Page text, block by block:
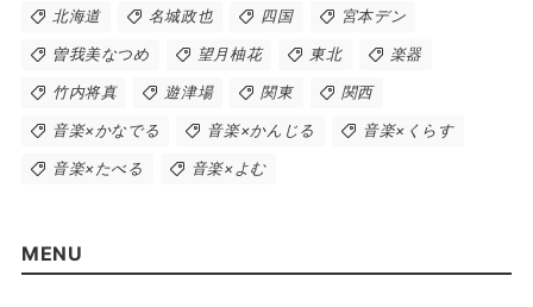
北海道 名城政也 四国 宮本デン
曽我美なつめ 望月柚花 東北 楽器
竹内将真 遊津場 関東 関西
音楽×かなでる 音楽×かんじる 音楽×くらす
音楽×たべる 音楽×よむ
MENU